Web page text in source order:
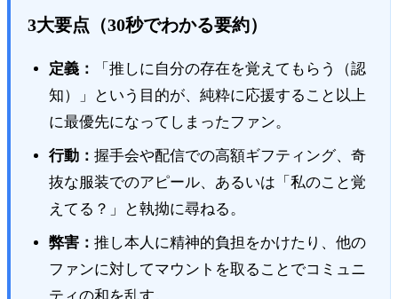
3大要点（30秒でわかる要約）
定義：
「推しに自分の存在を覚えてもらう（認
知）」という目的が、純粋に応援すること以上
に最優先になってしまったファン。
行動：握手会や配信での高額ギフティング、奇
抜な服装でのアピール、あるいは「私のこと覚
えてる？」と執拗に尋ねる。
弊害：推し本人に精神的負担をかけたり、他の
ファンに対してマウントを取ることでコミュニ